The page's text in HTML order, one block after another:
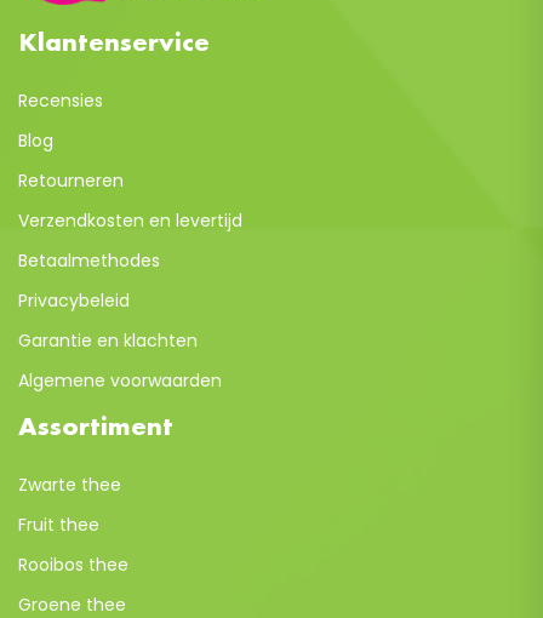
Klantenservice
Recensies
Blog
Retourneren
Verzendkosten en levertijd
Betaalmethodes
Privacybeleid
Garantie en klachten
Algemene voorwaarden
Assortiment
Zwarte thee
Fruit thee
Rooibos thee
Groene thee